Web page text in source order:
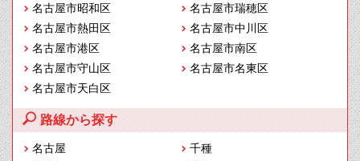
名古屋市昭和区
名古屋市瑞穂区
名古屋市熱田区
名古屋市中川区
名古屋市港区
名古屋市南区
名古屋市守山区
名古屋市名東区
名古屋市天白区
路線から探す
名古屋
千種